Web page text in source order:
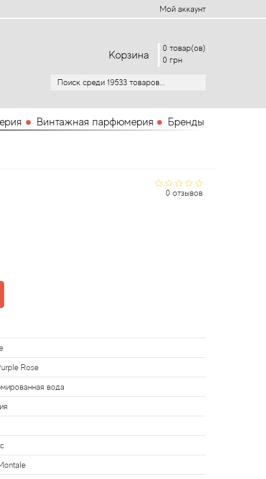
Мой аккаунт
Корзина
0 товар(ов)
0 грн
Винтажная парфюмерия Бренды
0 отзывов
Rose
вода